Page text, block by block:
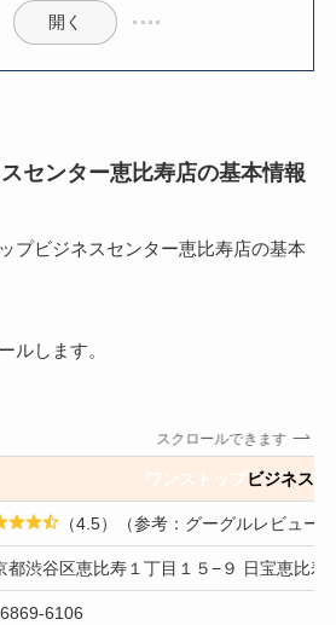
開く
センター恵比寿店の基本情報
プビジネスセンター恵比寿店の基本
ルします。
スクロールできます
ワンストップビジネスセ
（4.5）（参考：グーグルレビュー
都渋谷区恵比寿１丁目１５−９ 日宝恵比寿
6106